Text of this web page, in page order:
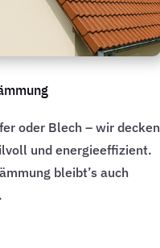
oder Blech – wir decken
und energieeffizient.
bleibt’s auch